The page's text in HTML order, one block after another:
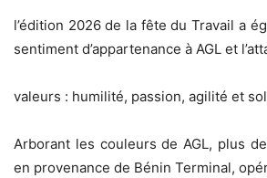
l’édition 2026 de la fête du Travail a
sentiment d’appartenance à AGL et
valeurs : humilité, passion, agilité et
Arborant les couleurs de AGL, plus
en provenance de Bénin Terminal,